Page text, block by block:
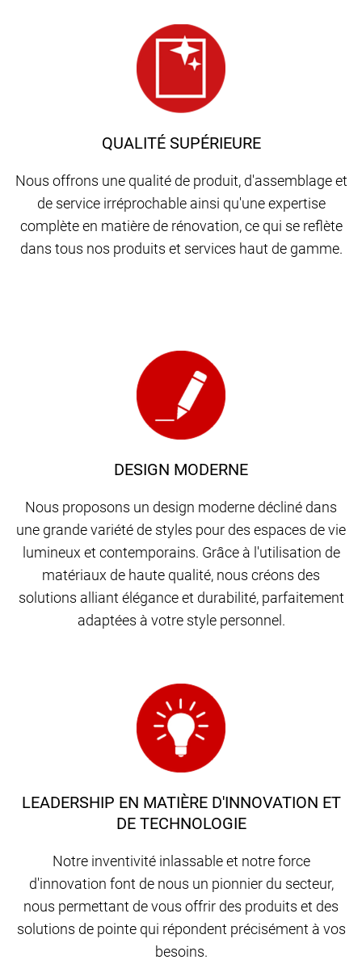
QUALITÉ SUPÉRIEURE
Nous offrons une qualité de produit, d'assemblage et
de service irréprochable ainsi qu'une expertise
complète en matière de rénovation, ce qui se reflète
dans tous nos produits et services haut de gamme.
DESIGN MODERNE
Nous proposons un design moderne décliné dans
une grande variété de styles pour des espaces de vie
lumineux et contemporains. Grâce à l'utilisation de
matériaux de haute qualité, nous créons des
solutions alliant élégance et durabilité, parfaitement
adaptées à votre style personnel.
LEADERSHIP EN MATIÈRE D'INNOVATION ET
DE TECHNOLOGIE
Notre inventivité inlassable et notre force
d'innovation font de nous un pionnier du secteur,
nous permettant de vous offrir des produits et des
solutions de pointe qui répondent précisément à vos
besoins.